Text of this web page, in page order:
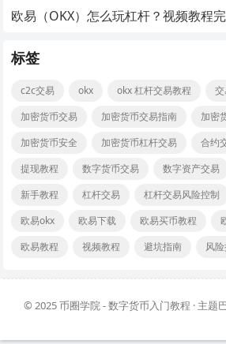
欧易（OKX）怎么玩杠杆？视频教程
标签
c2c交易 okx okx 杠杆交易教程
加密货币交易
加密货币交易指南
加密
加密货币安全
加密货币杠杆交易 合约
提现教程
数字货币交易 数字资产交易
新手教程
杠杆交易 杠杆交易风险控制
欧易okx
欧易下载 欧易买币教程
欧易教程
视频教程 避坑指南 风
© 2025币圈学院 - 数字货币入门教程 · 主题